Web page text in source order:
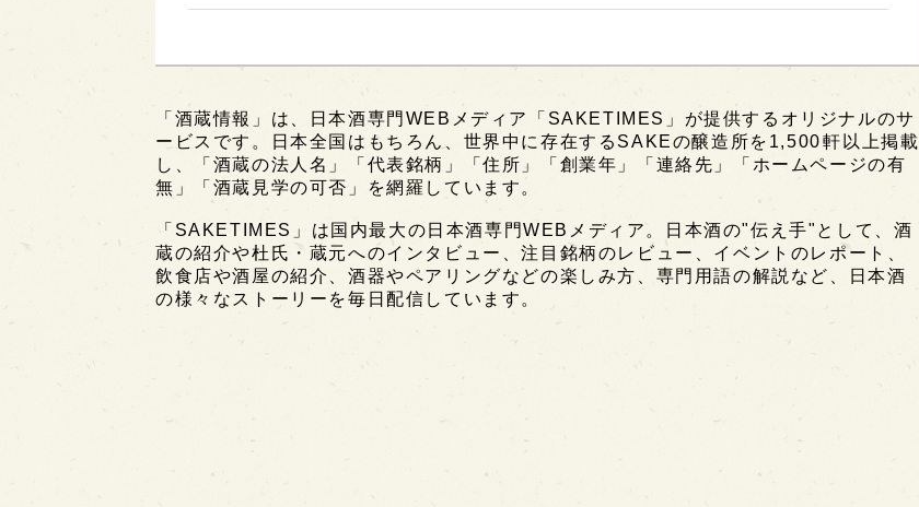
「酒蔵情報」は、日本酒専門WEBメディア「SAKETIMES」が提供するオリジナルのサ
ービスです。日本全国はもちろん、世界中に存在するSAKEの醸造所を1,500軒以上掲載
し、「酒蔵の法人名」「代表銘柄」「住所」「創業年」「連絡先」「ホームページの有
無」「酒蔵見学の可否」を網羅しています。
「SAKETIMES」は国内最大の日本酒専門WEBメディア。日本酒の"伝え手"として、酒
蔵の紹介や杜氏・蔵元へのインタビュー、注目銘柄のレビュー、イベントのレポート、
飲食店や酒屋の紹介、酒器やペアリングなどの楽しみ方、専門用語の解説など、日本酒
の様々なストーリーを毎日配信しています。